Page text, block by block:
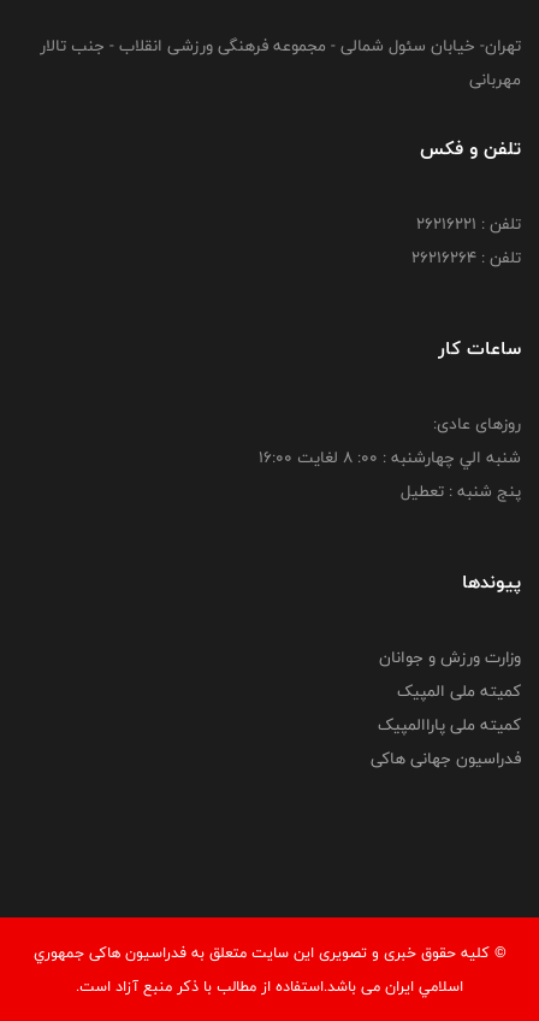
تهران- خیابان سئول شمالی - مجموعه فرهنگی ورزشی انقلاب - جنب تالار
مهربانی
تلفن و فکس
تلفن : 26216221
تلفن : 26216264
ساعات کار
روزهای عادی:
شنبه الي چهارشنبه : 00: 8 لغايت 16:00
پنج شنبه : تعطیل
پیوندها
وزارت ورزش و جوانان
کمیته ملی المپیک
کمیته ملی پاراالمپیک
فدراسیون جهانی هاکی
© کليه حقوق خبری و تصويری اين سايت متعلق به فدراسيون هاکی جمهوري
اسلامي ايران می باشد.استفاده از مطالب با ذكر منبع آزاد است.